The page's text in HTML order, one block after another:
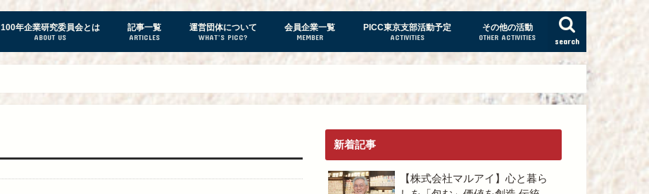
search
100年企業研究委員会とは
ABOUT US
記事一覧
ARTICLES
企業家インタビュー
企業家レポート
運営団体について
WHAT’S PICC?
会員企業一覧
MEMBER
PICC東京支部活動予定
ACTIVITIES
その他の活動
OTHER ACTIVITIES
新着記事
【株式会社マルアイ】心と暮ら